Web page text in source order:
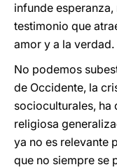
infunde
testimonio que
amor y a la verdad.
No podemos
de Occidente, la
socioculturales, ha
religiosa
ya no es relevante
que no siempre se